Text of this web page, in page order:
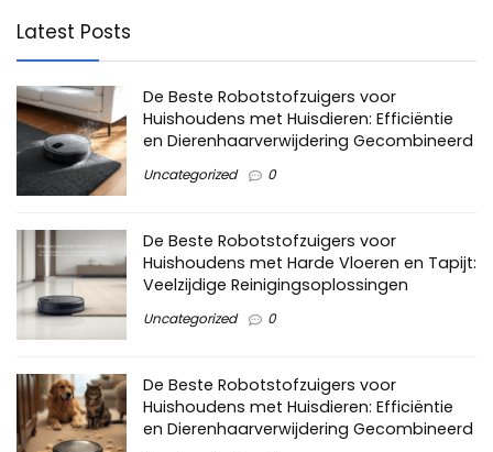
Latest Posts
De Beste Robotstofzuigers voor
Huishoudens met Huisdieren: Efficiëntie
en Dierenhaarverwijdering Gecombineerd
Uncategorized 0
De Beste Robotstofzuigers voor
Huishoudens met Harde Vloeren en Tapijt:
Veelzijdige Reinigingsoplossingen
Uncategorized 0
De Beste Robotstofzuigers voor
Huishoudens met Huisdieren: Efficiëntie
en Dierenhaarverwijdering Gecombineerd